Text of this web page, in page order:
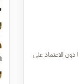
الاعتماد على